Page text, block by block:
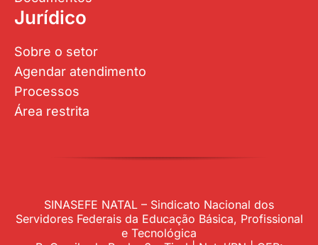
Jurídico
Sobre o setor
Agendar atendimento
Processos
Área restrita
SINASEFE NATAL – Sindicato Nacional dos
Servidores Federais da Educação Básica, Profissional
e Tecnológica